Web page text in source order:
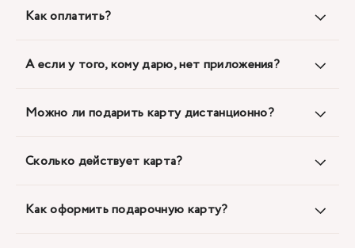
Как оплатить?
А если у того, кому дарю, нет приложения?
Можно ли подарить карту дистанционно?
Сколько действует карта?
Как оформить подарочную карту?